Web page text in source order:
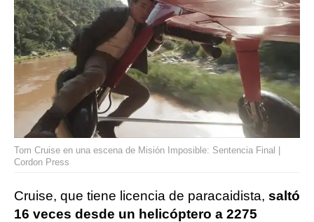
Tom Cruise en una escena de Misión Imposible: Sentencia Final |
Cordon Press
Cruise, que tiene licencia de paracaidista, saltó
16 veces desde un helicóptero a 2275